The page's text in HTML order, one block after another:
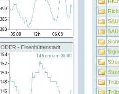
ODER - Eisenhüttenstadt